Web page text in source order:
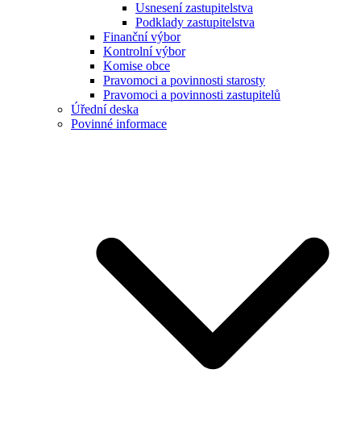
Usnesení zastupitelstva
Podklady zastupitelstva
Finanční výbor
Kontrolní výbor
Komise obce
Pravomoci a povinnosti starosty
Pravomoci a povinnosti zastupitelů
Úřední deska
Povinné informace